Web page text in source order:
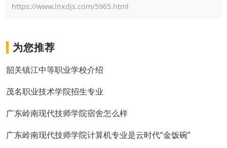
https://www.lnxdjs.com/5965.html
为您推荐
韶关镇江中等职业学校介绍
茂名职业技术学院招生专业
广东岭南现代技师学院宿舍怎么样
广东岭南现代技师学院计算机专业是云时代“金饭碗”